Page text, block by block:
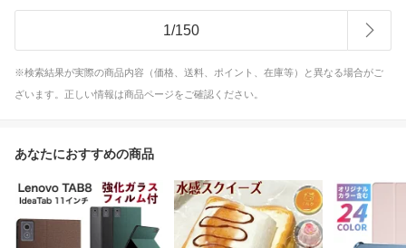
1/150
※検索結果が実際の商品内容（価格、送料、ポイント、在庫等）と異なる場合がご
ざいます。正しい情報は商品ページをご確認ください。
あなたにおすすめの商品